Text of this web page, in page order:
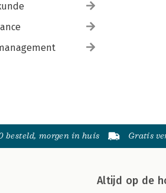
besteld, morgen in huis Gratis
Altijd op de